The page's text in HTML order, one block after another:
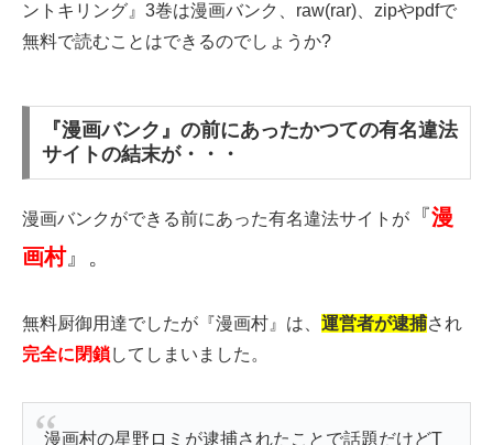
ントキリング』3巻は漫画バンク、raw(rar)、zipやpdfで
無料で読むことはできるのでしょうか?
『漫画バンク』の前にあったかつての有名違法
サイトの結末が・・・
漫画バンクができる前にあった有名違法サイトが 『漫
画村』。
無料厨御用達でしたが『漫画村』は、 運営者が逮捕され
完全に閉鎖してしまいました。
漫画村の星野ロミが逮捕されたことで話題だけどT